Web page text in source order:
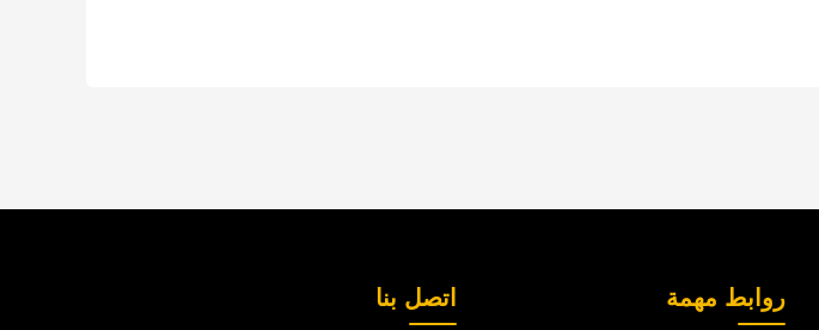
روابط مهمة اتصل بنا